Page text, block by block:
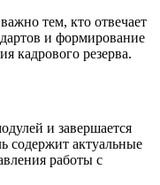
тем, кто отвечает
и формирование
кадрового резерва.
и завершается
содержит актуальные
работы с